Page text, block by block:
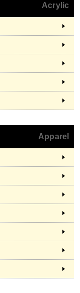
Acrylic
Apparel